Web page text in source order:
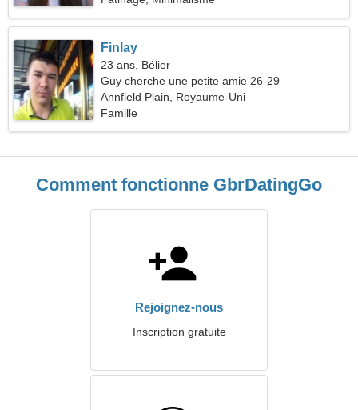
Finlay
23 ans, Bélier
Guy cherche une petite amie 26-29
Annfield Plain, Royaume-Uni
Famille
Comment fonctionne GbrDatingGo
Rejoignez-nous
Inscription gratuite